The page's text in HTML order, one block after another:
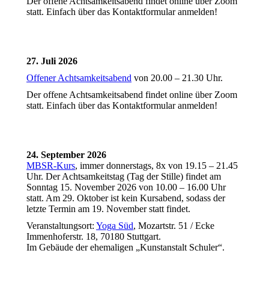
statt. Einfach über das Kontaktformular anmelden!
27. Juli 2026
Offener Achtsamkeitsabend von 20.00 – 21.30 Uhr.
Der offene Achtsamkeitsabend findet online über Zoom
statt. Einfach über das Kontaktformular anmelden!
24. September 2026
MBSR-Kurs, immer donnerstags, 8x von 19.15 – 21.45
Uhr. Der Achtsamkeitstag (Tag der Stille) findet am
Sonntag 15. November 2026 von 10.00 – 16.00 Uhr
statt. Am 29. Oktober ist kein Kursabend, sodass der
letzte Termin am 19. November statt findet.
Veranstaltungsort: Yoga Süd, Mozartstr. 51 / Ecke
Immenhoferstr. 18, 70180 Stuttgart.
Im Gebäude der ehemaligen „Kunstanstalt Schuler“.